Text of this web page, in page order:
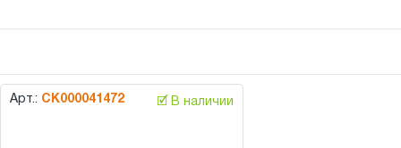
Арт.: СК000041472 🗹 В наличии